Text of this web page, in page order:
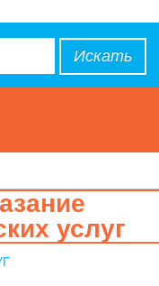
Искать
услуг